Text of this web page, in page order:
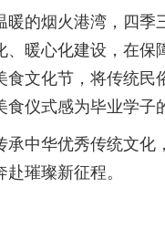
的烟火港湾，四
暖心化建设，在
文化节，将传统民
仪式感为毕业学子
中华优秀传统文
璀璨新征程。